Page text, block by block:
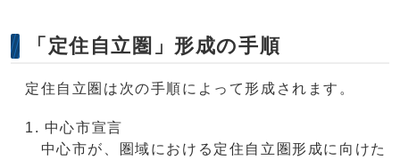
「定住自立圏」形成の手順
定住自立圏は次の手順によって形成されます。
中心市宣言
中心市が、圏域における定住自立圏形成に向けた